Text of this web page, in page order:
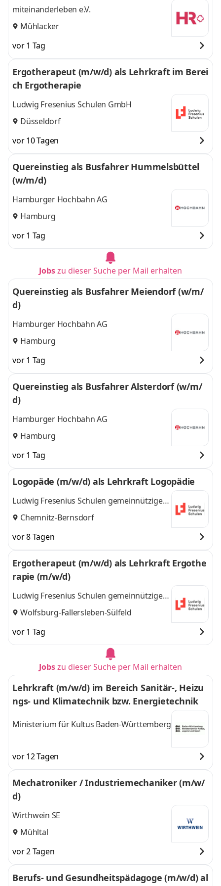
miteinanderleben e.V.
Mühlacker
vor 1 Tag
Ergotherapeut (m/w/d) als Lehrkraft im Berei
ch Ergotherapie
Ludwig Fresenius Schulen GmbH
Düsseldorf
vor 10 Tagen
Quereinstieg als Busfahrer Hummelsbüttel
(w/m/d)
Hamburger Hochbahn AG
Hamburg
vor 1 Tag
Jobszu dieser Suche per Mail erhalten
Quereinstieg als Busfahrer Meiendorf (w/m/
d)
Hamburger Hochbahn AG
Hamburg
vor 1 Tag
Quereinstieg als Busfahrer Alsterdorf (w/m/
d)
Hamburger Hochbahn AG
Hamburg
vor 1 Tag
Logopäde (m/w/d) als Lehrkraft Logopädie
Ludwig Fresenius Schulen gemeinnützige
GmbH
Chemnitz-Bernsdorf
vor 8 Tagen
Ergotherapeut (m/w/d) als Lehrkraft Ergothe
rapie (m/w/d)
Ludwig Fresenius Schulen gemeinnützige
GmbH
Wolfsburg-Fallersleben-Sülfeld
vor 1 Tag
Jobszu dieser Suche per Mail erhalten
Lehrkraft (m/w/d) im Bereich Sanitär-, Heizu
ngs- und Klimatechnik bzw. Energietechnik
Ministerium für Kultus Baden-Württemberg
vor 12 Tagen
Mechatroniker / Industriemechaniker (m/w/
d)
Wirthwein SE
Mühltal
vor 2 Tagen
Berufs- und Gesundheitspädagoge (m/w/d) al